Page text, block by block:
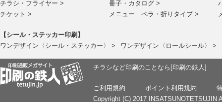
チラシ・フライヤー >
冊子・カタログ >
チケット >
メニュー ペラ・折りタイプ >
【シール・ステッカー印刷】
ワンデザイン〈シール・ステッカー〉 >
ワンデザイン〈ロールシール〉 >
チラシなど印刷のことなら[印刷の鉄人]
ご利用規約 ポイント利用規約
Copyright (C) 2017 INSATSUNOTETSUJIN